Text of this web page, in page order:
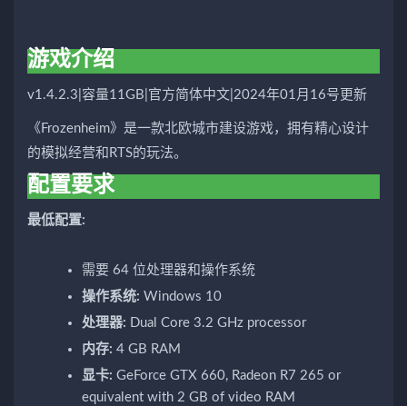
游戏介绍
v1.4.2.3|容量11GB|官方简体中文|2024年01月16号更新
《Frozenheim》是一款北欧城市建设游戏，拥有精心设计
的模拟经营和RTS的玩法。
配置要求
最低配置:
需要 64 位处理器和操作系统
操作系统: Windows 10
处理器: Dual Core 3.2 GHz processor
内存: 4 GB RAM
显卡: GeForce GTX 660, Radeon R7 265 or
equivalent with 2 GB of video RAM